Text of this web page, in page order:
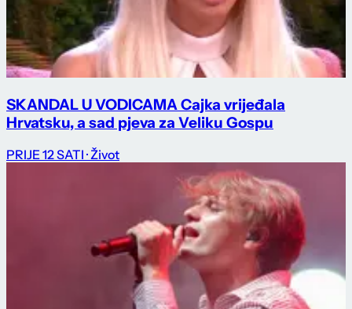
SKANDAL U VODICAMA Cajka vrijeđala
Hrvatsku, a sad pjeva za Veliku Gospu
PRIJE 12 SATI · Život